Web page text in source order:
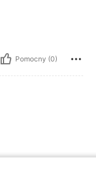
Pomocny (0)